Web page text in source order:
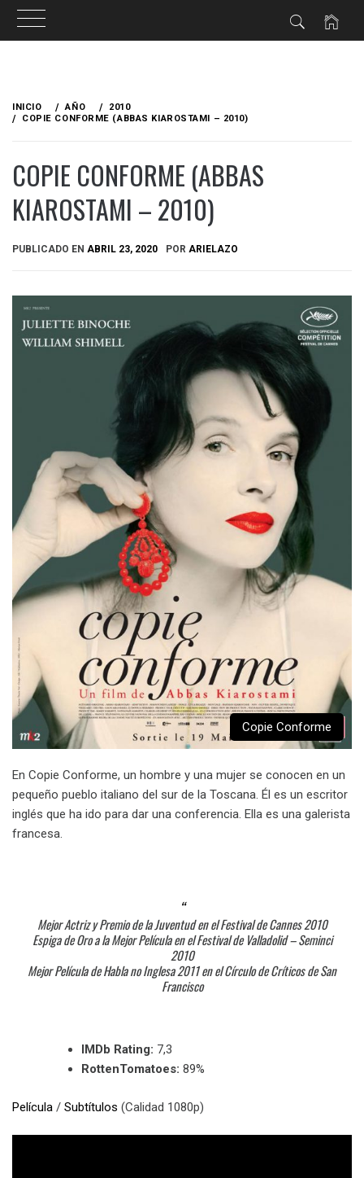
contenido
INICIO AÑO
2010
COPIE CONFORME (ABBAS KIAROSTAMI – 2010)
COPIE CONFORME (ABBAS
KIAROSTAMI – 2010)
PUBLICADO EN ABRIL 23, 2020 POR ARIELAZO
Copie Conforme
En Copie Conforme, un hombre y una mujer se conocen en un
pequeño pueblo italiano del sur de la Toscana. Él es un escritor
inglés que ha ido para dar una conferencia. Ella es una galerista
francesa.
Mejor Actriz y Premio de la Juventud en el Festival de Cannes 2010
Espiga de Oro a la Mejor Película en el Festival de Valladolid – Seminci
2010
Mejor Película de Habla no Inglesa 2011 en el Círculo de Críticos de San
Francisco
IMDb Rating: 7,3
RottenTomatoes: 89%
Película / Subtítulos (Calidad 1080p)